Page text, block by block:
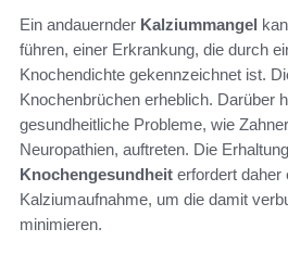
Ein andauernder Kalziummangel
führen, einer Erkrankung, die durch
Knochendichte gekennzeichnet ist.
Knochenbrüchen erheblich. Darüber
gesundheitliche Probleme, wie
Neuropathien, auftreten. Die
Knochengesundheit erfordert daher
Kalziumaufnahme, um die damit
minimieren.